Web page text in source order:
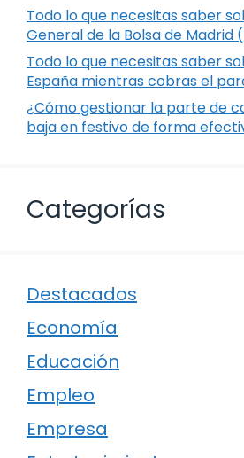
Todo lo que necesitas saber
General de la Bolsa de Madrid
Todo lo que necesitas saber
España mientras cobras el
¿Cómo gestionar la parte de
baja en festivo de forma
Categorías
Destacados
Economía
Educación
Empleo
Empresa